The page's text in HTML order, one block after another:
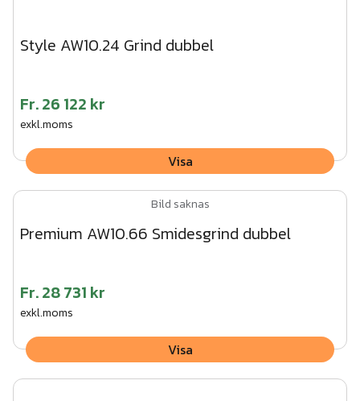
Style AW10.24 Grind dubbel
Fr.26 122 kr
exkl.moms
Visa
Bild saknas
Premium AW10.66 Smidesgrind dubbel
Fr.28 731 kr
exkl.moms
Visa